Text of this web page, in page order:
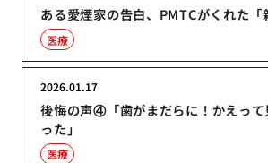
ある愛煙家の告白、PMTCがくれた「
医療
後悔の声④「歯がまだらに！かえって
った」
2026.01.17
医療